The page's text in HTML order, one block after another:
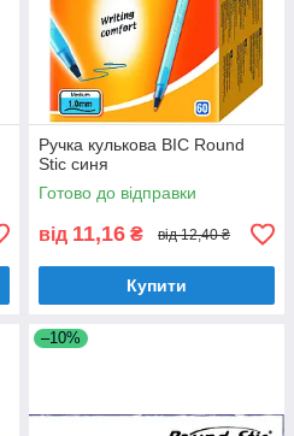
Ручка кулькова BIC Round
Stic синя
Готово до відправки
від 11,16 ₴ від 12,40 ₴
Купити
–10%